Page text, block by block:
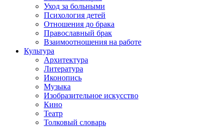
Уход за больными
Психология детей
Отношения до брака
Православный брак
Взаимоотношения на работе
Культура
Архитектура
Литература
Иконопись
Музыка
Изобразительное искусство
Кино
Театр
Толковый словарь